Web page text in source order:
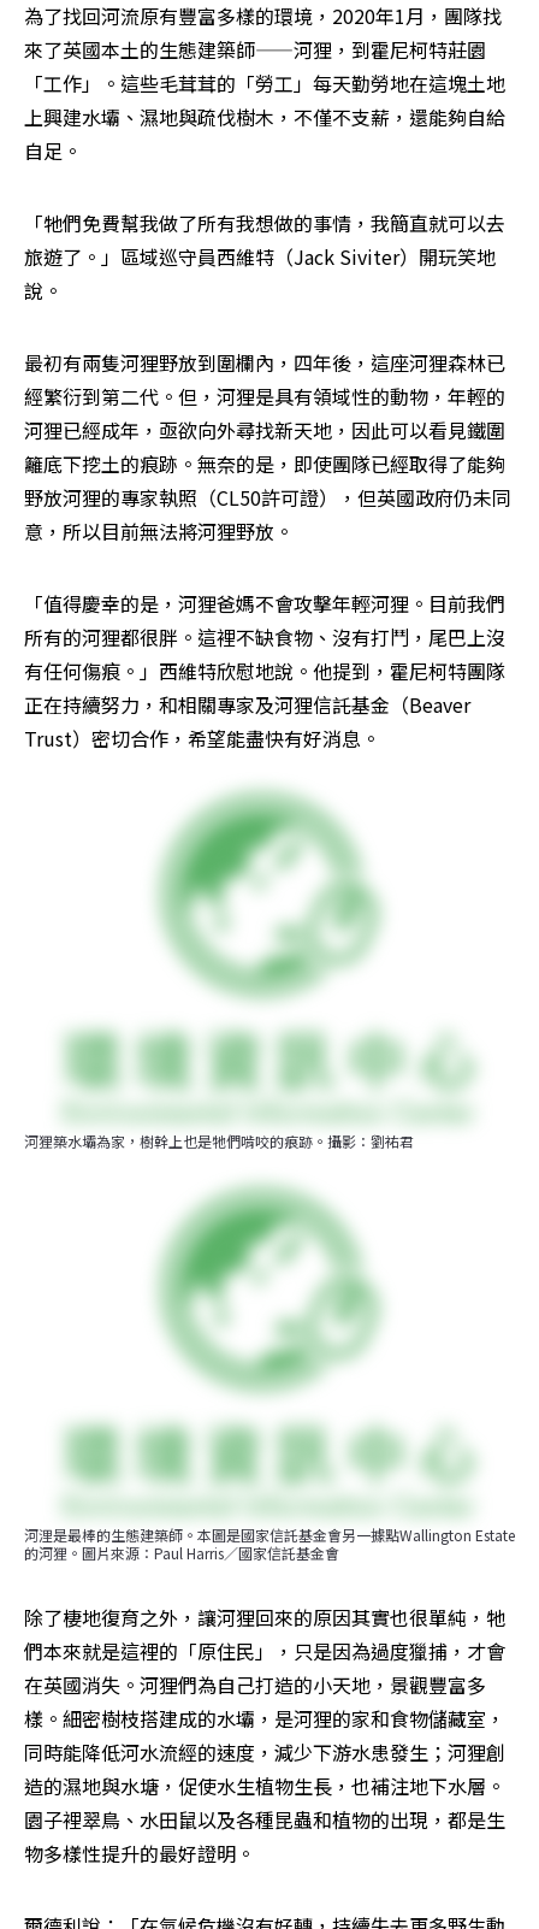
為了找回河流原有豐富多樣的環境，2020年1月，團隊找
來了英國本土的生態建築師——河狸，到霍尼柯特莊園
「工作」。這些毛茸茸的「勞工」每天勤勞地在這塊土地
上興建水壩、濕地與疏伐樹木，不僅不支薪，還能夠自給
自足。
「牠們免費幫我做了所有我想做的事情，我簡直就可以去
旅遊了。」區域巡守員西維特（Jack Siviter）開玩笑地
說。
最初有兩隻河狸野放到圍欄內，四年後，這座河狸森林已
經繁衍到第二代。但，河狸是具有領域性的動物，年輕的
河狸已經成年，亟欲向外尋找新天地，因此可以看見鐵圍
籬底下挖土的痕跡。無奈的是，即使團隊已經取得了能夠
野放河狸的專家執照（CL50許可證），但英國政府仍未同
意，所以目前無法將河狸野放。
「值得慶幸的是，河狸爸媽不會攻擊年輕河狸。目前我們
所有的河狸都很胖。這裡不缺食物、沒有打鬥，尾巴上沒
有任何傷痕。」西維特欣慰地說。他提到，霍尼柯特團隊
正在持續努力，和相關專家及河狸信託基金（Beaver
Trust）密切合作，希望能盡快有好消息。
河狸築水壩為家，樹幹上也是牠們啃咬的痕跡。攝影：劉祐君
河浬是最棒的生態建築師。本圖是國家信託基金會另一據點Wallington Estate
的河狸。圖片來源：Paul Harris／國家信託基金會
除了棲地復育之外，讓河狸回來的原因其實也很單純，牠
們本來就是這裡的「原住民」，只是因為過度獵捕，才會
在英國消失。河狸們為自己打造的小天地，景觀豐富多
樣。細密樹枝搭建成的水壩，是河狸的家和食物儲藏室，
同時能降低河水流經的速度，減少下游水患發生；河狸創
造的濕地與水塘，促使水生植物生長，也補注地下水層。
園子裡翠鳥、水田鼠以及各種昆蟲和植物的出現，都是生
物多樣性提升的最好證明。